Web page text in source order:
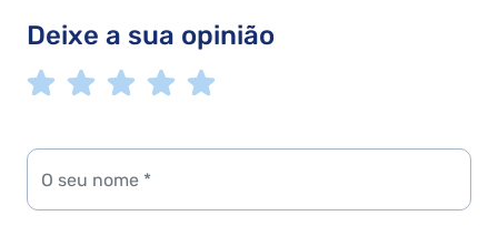
Deixe a sua opinião